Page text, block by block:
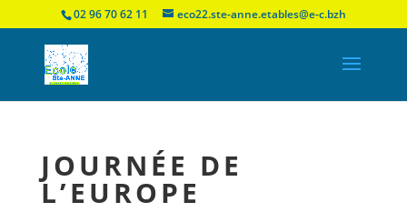
02 96 70 62 11 eco22.ste-anne.etables@e-c.bzh
JOURNÉE DE
L’EUROPE